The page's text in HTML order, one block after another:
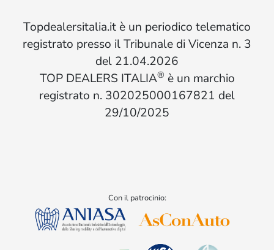
Topdealersitalia.it è un periodico telematico
registrato presso il Tribunale di Vicenza n. 3
del 21.04.2026
TOP DEALERS ITALIA® è un marchio
registrato n. 302025000167821 del
29/10/2025
Con il patrocinio: